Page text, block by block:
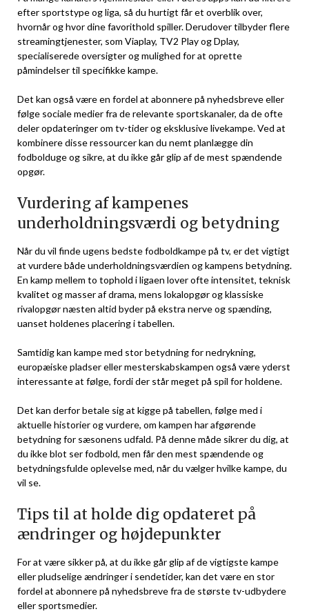
efter sportstype og liga, så du hurtigt får et overblik over,
hvornår og hvor dine favorithold spiller. Derudover tilbyder flere
streamingtjenester, som Viaplay, TV2 Play og Dplay,
specialiserede oversigter og mulighed for at oprette
påmindelser til specifikke kampe.
Det kan også være en fordel at abonnere på nyhedsbreve eller
følge sociale medier fra de relevante sportskanaler, da de ofte
deler opdateringer om tv-tider og eksklusive livekampe. Ved at
kombinere disse ressourcer kan du nemt planlægge din
fodbolduge og sikre, at du ikke går glip af de mest spændende
opgør.
Vurdering af kampenes
underholdningsværdi og betydning
Når du vil finde ugens bedste fodboldkampe på tv, er det vigtigt
at vurdere både underholdningsværdien og kampens betydning.
En kamp mellem to tophold i ligaen lover ofte intensitet, teknisk
kvalitet og masser af drama, mens lokalopgør og klassiske
rivalopgør næsten altid byder på ekstra nerve og spænding,
uanset holdenes placering i tabellen.
Samtidig kan kampe med stor betydning for nedrykning,
europæiske pladser eller mesterskabskampen også være yderst
interessante at følge, fordi der står meget på spil for holdene.
Det kan derfor betale sig at kigge på tabellen, følge med i
aktuelle historier og vurdere, om kampen har afgørende
betydning for sæsonens udfald. På denne måde sikrer du dig, at
du ikke blot ser fodbold, men får den mest spændende og
betydningsfulde oplevelse med, når du vælger hvilke kampe, du
vil se.
Tips til at holde dig opdateret på
ændringer og højdepunkter
For at være sikker på, at du ikke går glip af de vigtigste kampe
eller pludselige ændringer i sendetider, kan det være en stor
fordel at abonnere på nyhedsbreve fra de største tv-udbydere
eller sportsmedier.